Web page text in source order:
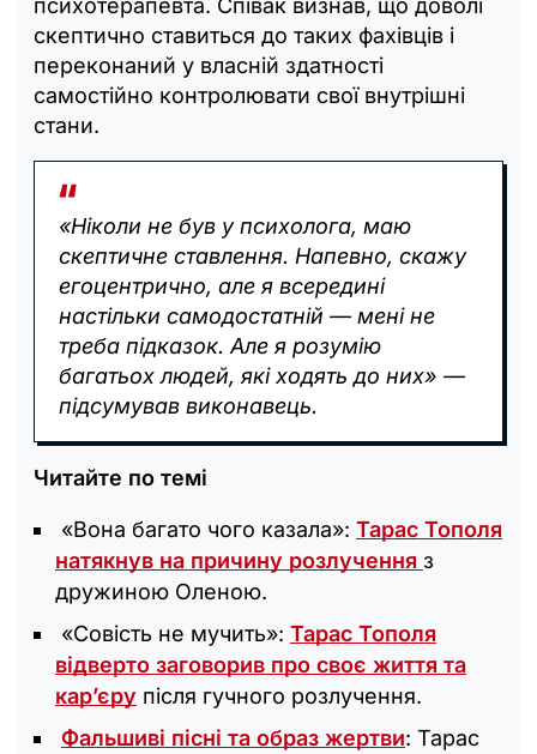
скептично ставиться до таких фахівців і
переконаний у власній здатності
самостійно контролювати свої внутрішні
стани.
«Ніколи не був у психолога, маю
скептичне ставлення. Напевно, скажу
егоцентрично, але я всередині
настільки самодостатній — мені не
треба підказок. Але я розумію
багатьох людей, які ходять до них» —
підсумував виконавець.
Читайте по темі
«Вона багато чого казала»: Тарас Тополя
натякнув на причину розлучення з
дружиною Оленою.
«Совість не мучить»: Тарас Тополя
відверто заговорив про своє життя та
кар’єру після гучного розлучення.
Фальшиві пісні та образ жертви: Тарас